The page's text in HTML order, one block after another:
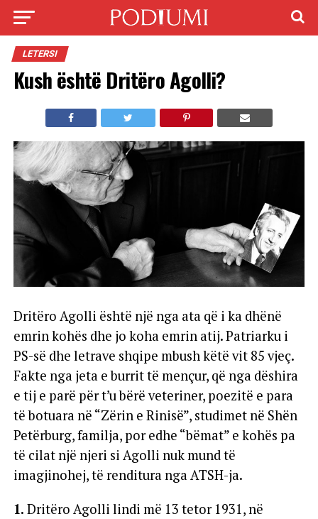
LETERSI
Kush është Dritëro Agolli?
Dritëro Agolli është një nga ata që i ka dhënë
emrin kohës dhe jo koha emrin atij. Patriarku i
PS-së dhe letrave shqipe mbush këtë vit 85 vjeç.
Fakte nga jeta e burrit të mençur, që nga dëshira
e tij e parë për t’u bërë veteriner, poezitë e para
të botuara në “Zërin e Rinisë”, studimet në Shën
Petërburg, familja, por edhe “bëmat” e kohës pa
të cilat një njeri si Agolli nuk mund të
imagjinohej, të renditura nga ATSH-ja.
1. Dritëro Agolli lindi më 13 tetor 1931, në